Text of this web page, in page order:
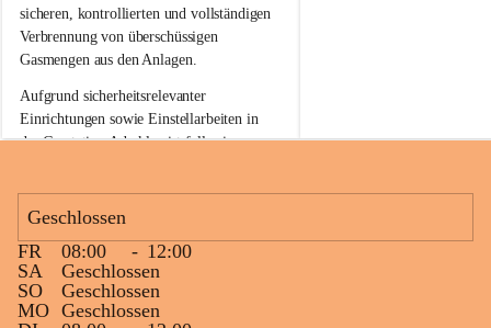
sicheren, kontrollierten und vollständigen
Verbrennung von überschüssigen
Gasmengen aus den Anlagen.
Aufgrund sicherheitsrelevanter
Einrichtungen sowie Einstellarbeiten in
der Gasstation Aderklaa ist fallweise
kommenden Tagen und Wochen wird
sein.
Die OMV Austria ist bemüht, für die
Bevölkerung ungewohnte, jedoch
Geschlossen
FR
08:00 - 12:00
SA
Geschlossen
SO
Geschlossen
MO Geschlossen